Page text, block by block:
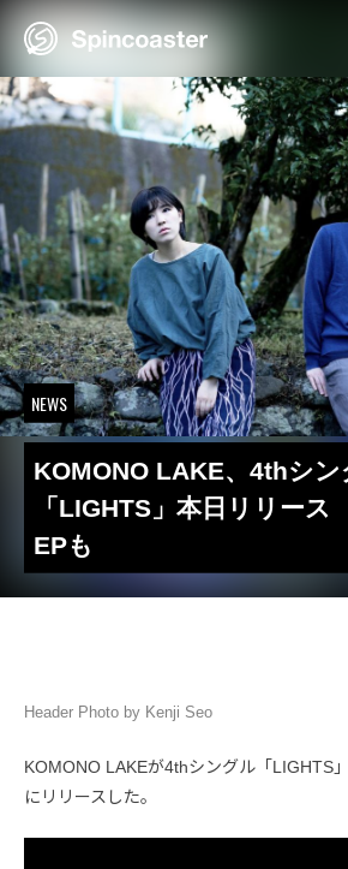
Skip
NEWS
KOMONO LAKE、4thシン
「LIGHTS」本日リリー
EPも
Header Photo by Kenji Seo
KOMONO LAKEが4thシングル「LIGHTS
にリリースした。